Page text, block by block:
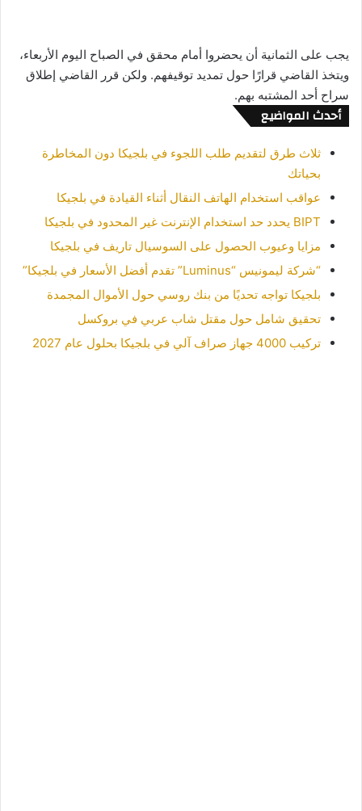
يجب على الثمانية أن يحضروا أمام محقق في الصباح اليوم الأربعاء،
ويتخذ القاضي قرارًا حول تمديد توقيفهم. ولكن قرر القاضي إطلاق
سراح أحد المشتبه بهم.
أحدث المواضيع
ثلاث طرق لتقديم طلب اللجوء في بلجيكا دون المخاطرة
بحياتك
عواقب استخدام الهاتف النقال أثناء القيادة في بلجيكا
BIPT يحدد حد استخدام الإنترنت غير المحدود في بلجيكا
مزايا وعيوب الحصول على السوسيال تاريف في بلجيكا
“شركة ليمونيس “Luminus” تقدم أفضل الأسعار في بلجيكا”
بلجيكا تواجه تحديًا من بنك روسي حول الأموال المجمدة
تحقيق شامل حول مقتل شاب عربي في بروكسل
تركيب 4000 جهاز صراف آلي في بلجيكا بحلول عام 2027